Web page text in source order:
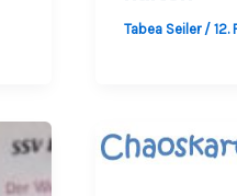
Tabea Seiler / 12.